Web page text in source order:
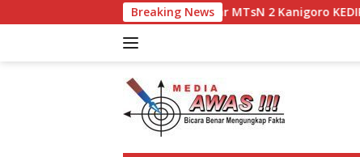
ke
Breaking News
Keluarga Besar MTsN 2 Kanigoro KEDIRI Mengucapkan